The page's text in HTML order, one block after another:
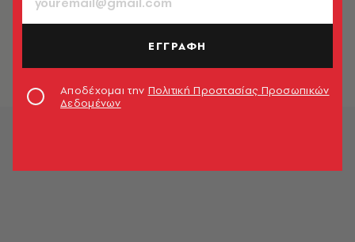
Κοντά στο τελωνείο Προμαχώνα
αγρότες και κτηνοτρόφοι του νομού
ΣερρώνΕΓΓΡΑΦΗ
Αποδέχομαι την Πολιτική Προστασίας Προσωπικών
Δεδομένων